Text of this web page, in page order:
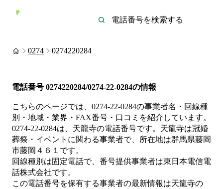
0274 0274220284
電話番号 0274220284/0274-22-0284の情報
こちらのページでは、 0274-22-0284の事業者名・回線種
別・地域・業界・FAX番号・口コミを紹介しています。
0274-22-0284は、 天龍寺の電話番号です。 天龍寺は冠婚
葬祭・イベント に関わる事業者で、所在地は群馬県藤岡
市藤岡４６１ です。
回線種別は固定電話で、番号提供事業者は東日本電信電
話株式会社です。
この電話番号を保有する事業者の最新情報は天龍寺の